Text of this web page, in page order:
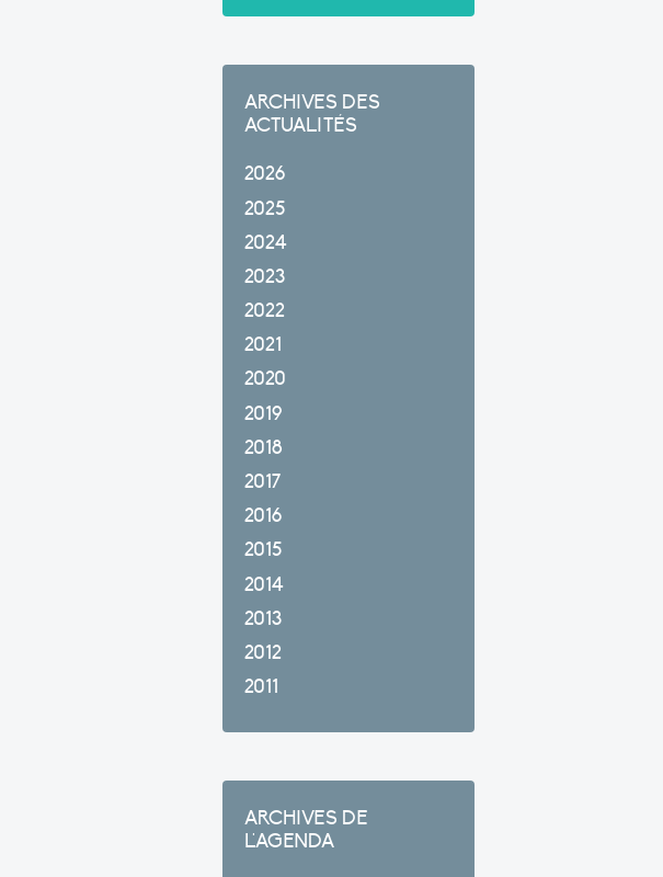
ARCHIVES DES
ACTUALITÉS
2026
2025
2024
2023
2022
2021
2020
2019
2018
2017
2016
2015
2014
2013
2012
2011
ARCHIVES DE
L'AGENDA